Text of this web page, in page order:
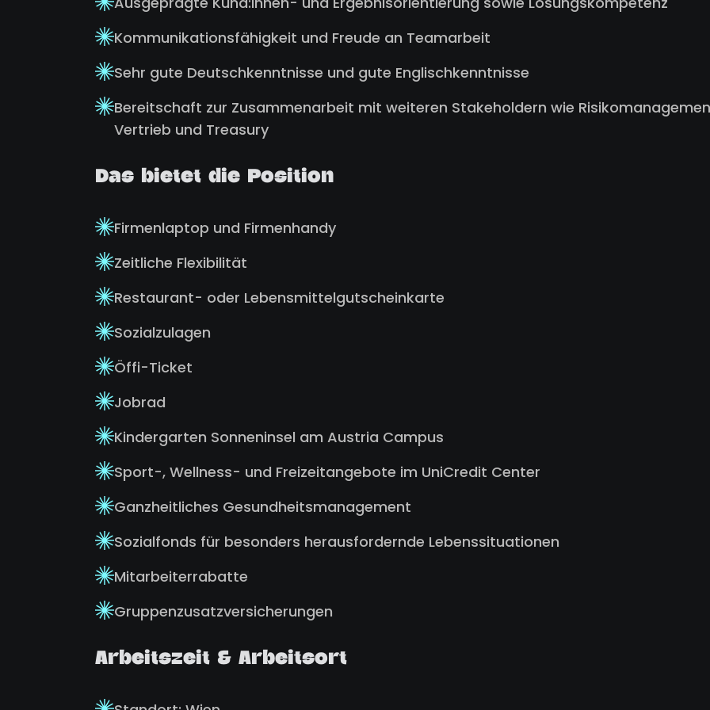
Kommunikationsfähigkeit und Freude an Teamarbeit
Sehr gute Deutschkenntnisse und gute Englischkenntnisse
Bereitschaft zur Zusammenarbeit mit weiteren Stakeholdern wie
Vertrieb und Treasury
Das bietet die Position
Firmenlaptop und Firmenhandy
Zeitliche Flexibilität
Restaurant- oder Lebensmittelgutscheinkarte
Sozialzulagen
Öffi-Ticket
Jobrad
Kindergarten Sonneninsel am Austria Campus
Sport-, Wellness- und Freizeitangebote im UniCredit Center
Ganzheitliches Gesundheitsmanagement
Sozialfonds für besonders herausfordernde Lebenssituationen
Mitarbeiterrabatte
Gruppenzusatzversicherungen
Arbeitszeit & Arbeitsort